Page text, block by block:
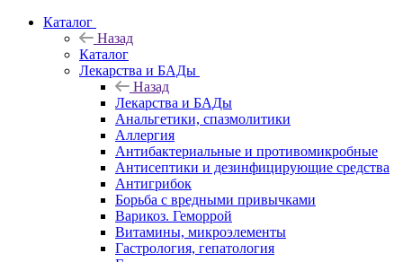
Каталог
Назад
Каталог
Лекарства и БАДы
Назад
Лекарства и БАДы
Анальгетики, спазмолитики
Аллергия
Антибактериальные и противомикробные
Антисептики и дезинфицирующие средства
Антигрибок
Борьба с вредными привычками
Варикоз. Геморрой
Витамины, микроэлементы
Гастрология, гепатология